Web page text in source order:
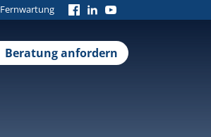
Fernwartung
Beratung anfordern